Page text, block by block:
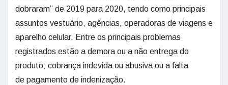
dobraram” de 2019 para 2020, tendo como principais
assuntos vestuário, agências, operadoras de viagens e
aparelho celular. Entre os principais problemas
registrados estão a demora ou a não entrega do
produto; cobrança indevida ou abusiva ou a falta
de pagamento de indenização.